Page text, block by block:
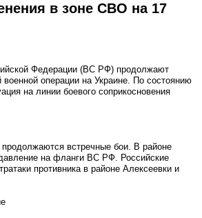
в зоне СВО на 17
Федерации (ВС РФ) продолжают
военной операции на Украине. По состоянию
на линии боевого соприкосновения
встречные бои. В районе
на фланги ВС РФ. Российские
противника в районе Алексеевки и